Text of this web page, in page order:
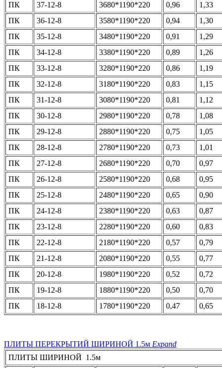
ПК 37-12-8 3680*1190*220 0,96
1,33
ПК
36-12-8 3580*1190*220 0,94
1,30
ПК
35-12-8 3480*1190*220 0,91
1,29
ПК
34-12-8 3380*1190*220 0,89
1,26
ПК
33-12-8 3280*1190*220 0,86
1,19
ПК
32-12-8 3180*1190*220 0,83
1,15
ПК
31-12-8 3080*1190*220 0,81
1,12
ПК
30-12-8 2980*1190*220 0,78
1,08
ПК
29-12-8 2880*1190*220 0,75
1,05
ПК
28-12-8 2780*1190*220 0,73
1,01
ПК
27-12-8 2680*1190*220 0,70
0,97
ПК
26-12-8 2580*1190*220 0,68
0,95
ПК
25-12-8 2480*1190*220 0,65
0,90
ПК
24-12-8 2380*1190*220 0,63
0,87
ПК
23-12-8 2280*1190*220 0,60
0,83
ПК
22-12-8 2180*1190*220 0,57
0,79
ПК
21-12-8 2080*1190*220 0,55
0,77
ПК
20-12-8 1980*1190*220 0,52
0,72
ПК
19-12-8 1880*1190*220 0,50
0,70
ПК
18-12-8 1780*1190*220 0,47 0,65
ПЛИТЫ ПЕРЕКРЫТИЙ ШИРИНОЙ 1.5м Expand
ПЛИТЫ ШИРИНОЙ 1.5м